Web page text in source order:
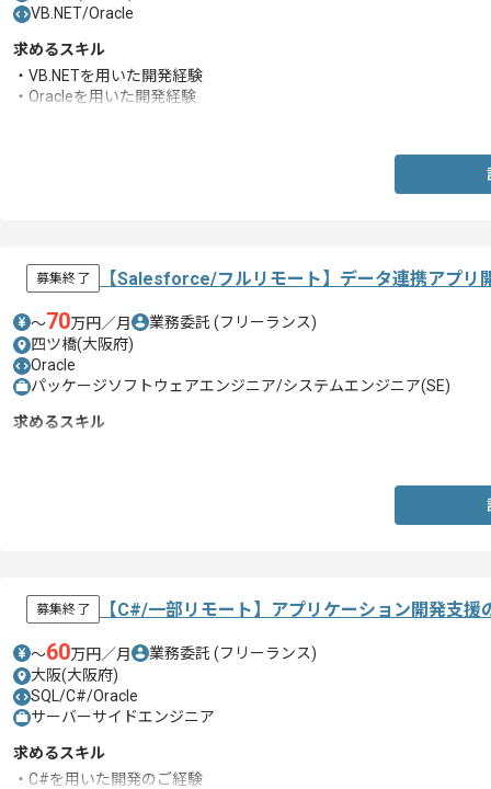
VB.NET/Oracle
求めるスキル
・VB.NETを用いた開発経験
・Oracleを用いた開発経験
募集終了 【Salesforce/フルリモート】データ連携アプリ
〜70万円／月 業務委託 (フリーランス)
四ツ橋(大阪府)
Oracle
パッケージソフトウェアエンジニア/システムエンジニア(SE)
求めるスキル
募集終了 【C#/一部リモート】アプリケーション開発支
〜60万円／月 業務委託 (フリーランス)
大阪(大阪府)
SQL/C#/Oracle
サーバーサイドエンジニア
求めるスキル
・C#を用いた開発のご経験